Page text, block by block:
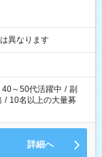
異なります
40～50代活躍中 / 副
/ 10名以上の大量募
詳細へ